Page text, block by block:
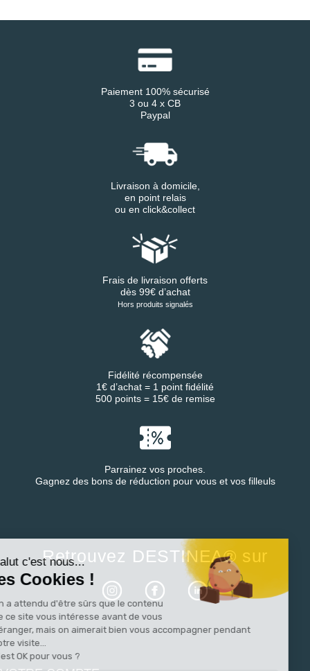
Salut c'est nous...
les Cookies !
On a attendu d'être sûrs que le contenu
de ce site vous intéresse avant de vous
déranger, mais on aimerait bien vous accompagner pendant
votre visite...
C'est OK pour vous ?
Paiement 100% sécurisé
3 ou 4 x CB
Paypal
Livraison à domicile,
en point relais
ou en click&collect
Frais de livraison offerts
dès 99€ d’achat
Hors produits signalés
Fidélité récompensée
1€ d’achat = 1 point fidélité
500 points = 15€ de remise
Parrainez vos proches.
Gagnez des bons de réduction pour vous et vos filleuls
Retrouvez DESTINEA® sur